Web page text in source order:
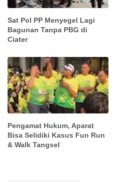
Sat Pol PP Menyegel Lagi
Bagunan Tanpa PBG di
Ciater
Pengamat Hukum, Aparat
Bisa Selidiki Kasus Fun Run
& Walk Tangsel